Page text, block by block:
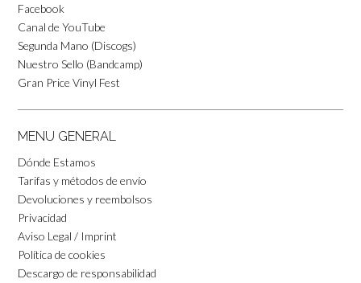
Facebook
Canal de YouTube
Segunda Mano (Discogs)
Nuestro Sello (Bandcamp)
Gran Price Vinyl Fest
MENU GENERAL
Dónde Estamos
Tarifas y métodos de envío
Devoluciones y reembolsos
Privacidad
Aviso Legal / Imprint
Política de cookies
Descargo de responsabilidad